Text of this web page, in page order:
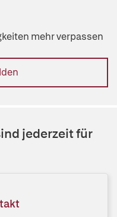
mehr verpassen
jederzeit für